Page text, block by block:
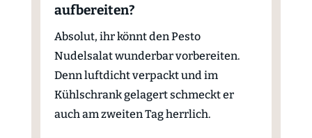
aufbereiten?
Absolut, ihr könnt den Pesto
Nudelsalat wunderbar vorbereiten.
Denn luftdicht verpackt und im
Kühlschrank gelagert schmeckt er
auch am zweiten Tag herrlich.